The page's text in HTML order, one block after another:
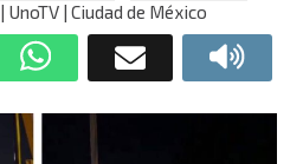
| UnoTV | Ciudad de México